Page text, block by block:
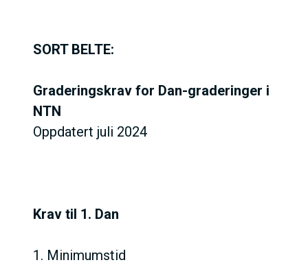
SORT BELTE:
Graderingskrav for Dan-graderinger i
NTN
Oppdatert juli 2024
Krav til 1. Dan
1. Minimumstid